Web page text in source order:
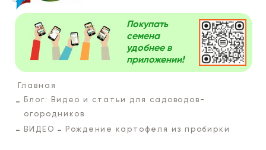
Покупать
семена
удобнее в
приложении!
Главная
Блог: Видео и статьи для садоводов-
огородников
ВИДЕО
Рождение картофеля из пробирки